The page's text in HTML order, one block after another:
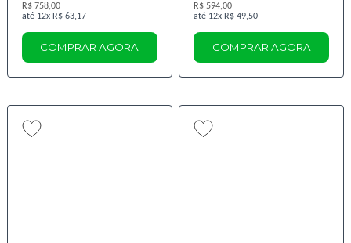
R$ 758,00
12x R$ 63,17
COMPRAR AGORA
R$ 594,00
12x R$ 49,50
COMPRAR AGORA